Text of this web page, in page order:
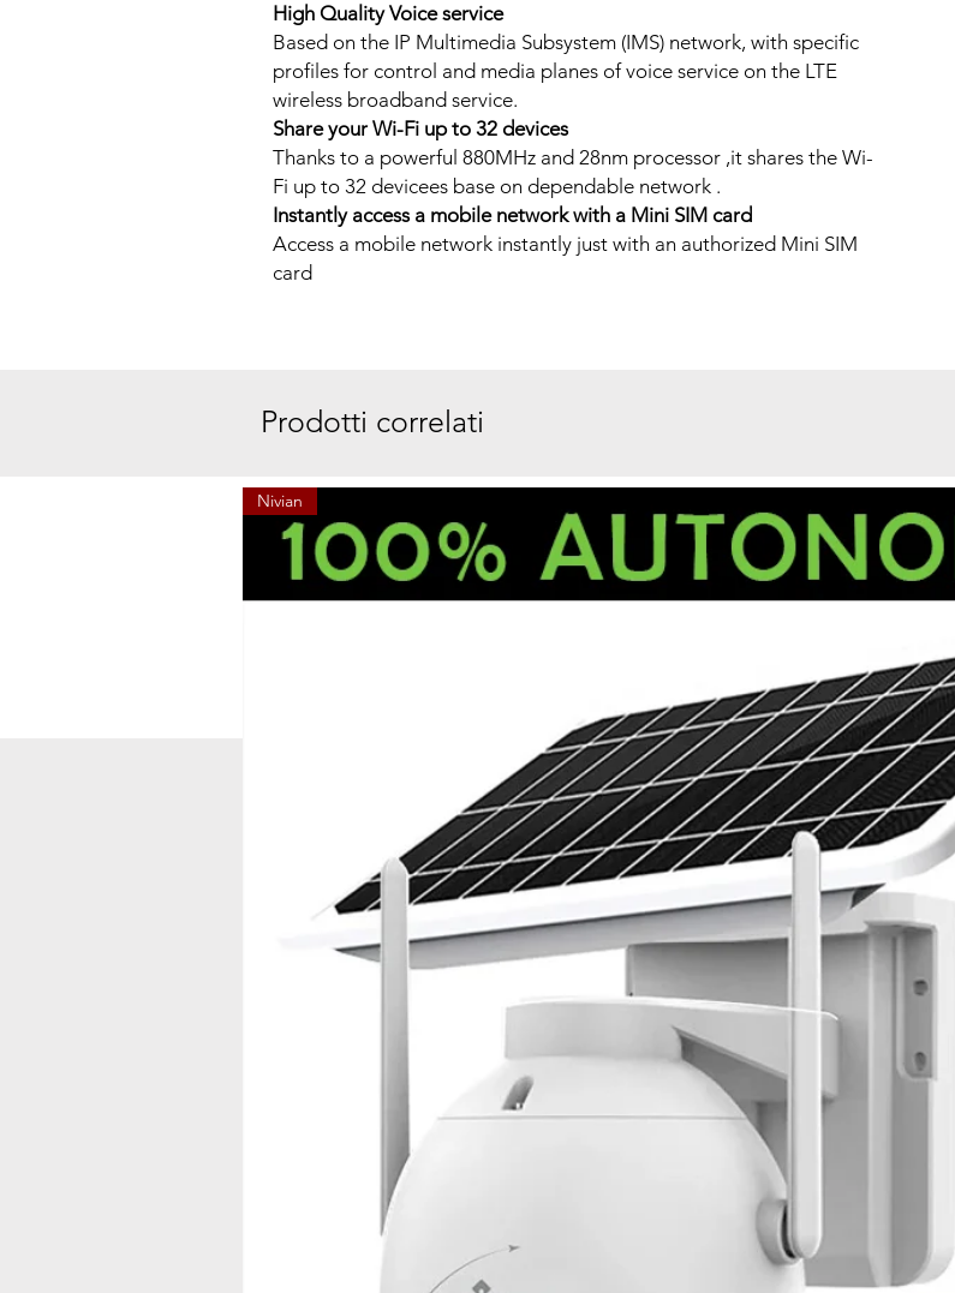
High Quality Voice service
Based on the IP Multimedia Subsystem (IMS) network, with specific
profiles for control and media planes of voice service on the LTE
wireless broadband service.
Share your Wi-Fi up to 32 devices
Thanks to a powerful 880MHz and 28nm processor ,it shares the Wi-
Fi up to 32 devicees base on dependable network .
Instantly access a mobile network with a Mini SIM card
Access a mobile network instantly just with an authorized Mini SIM
card
Prodotti correlati
Nivian